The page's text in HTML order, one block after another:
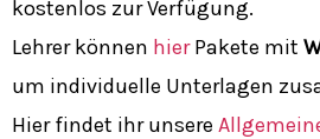
kostenlos zur Verfügung.
Lehrer können hierPakete mit
um individuelle Unterlagen
Hier findet ihr unsere